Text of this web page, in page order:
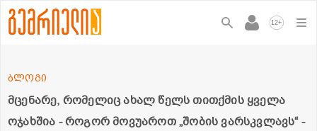
12+
მცენარე, რომელიც ახალ წელს თითქმის ყველა
ოჯახშია - როგორ მოვუაროთ „შობის ვარსკვლავს“ -
ბლოგი